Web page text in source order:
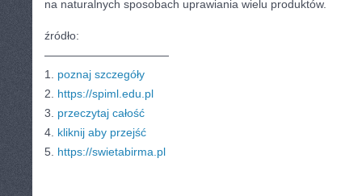
na naturalnych sposobach uprawiania wielu produktów.
źródło:
———————————
1. poznaj szczegóły
2. https://spiml.edu.pl
3. przeczytaj całość
4. kliknij aby przejść
5. https://swietabirma.pl